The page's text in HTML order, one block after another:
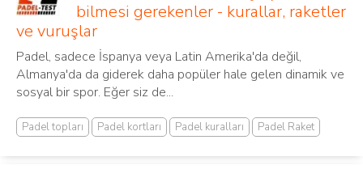
bilmesi gerekenler - kurallar, raketler
ve vuruşlar
Padel, sadece İspanya veya Latin Amerika'da değil,
Almanya'da da giderek daha popüler hale gelen dinamik ve
sosyal bir spor. Eğer siz de...
Padel topları Padel kortları Padel kuralları Padel Raket